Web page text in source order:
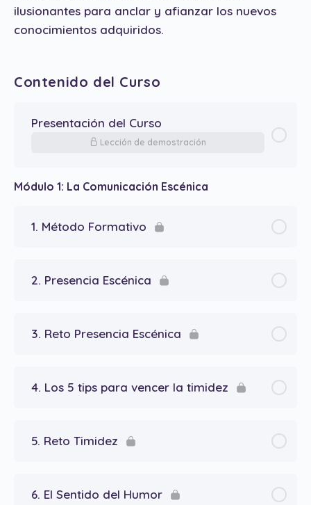
ilusionantes para anclar y afianzar los nuevos
conocimientos adquiridos.
Contenido del Curso
Presentación del Curso
Lección de demostración
Módulo 1: La Comunicación Escénica
1. Método Formativo
2. Presencia Escénica
3. Reto Presencia Escénica
4. Los 5 tips para vencer la timidez
5. Reto Timidez
6. El Sentido del Humor